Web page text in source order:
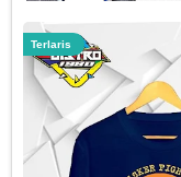
Terlaris